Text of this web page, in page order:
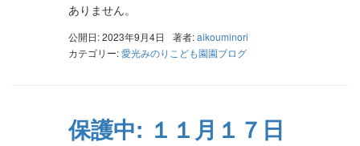
ありません。
公開日: 2023年9月4日 著者:aikouminori
カテゴリー:愛光みのりこども園園ブログ
保護中: １１月１７日